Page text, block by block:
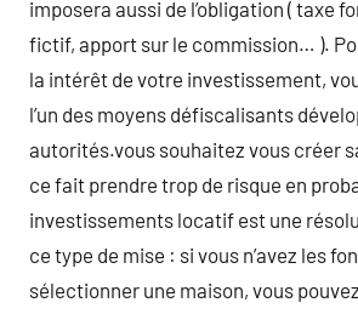
imposera aussi de l’obligation ( taxe
fictif, apport sur le commission… ).
la intérêt de votre investissement,
l’un des moyens défiscalisants
autorités.vous souhaitez vous créer
ce fait prendre trop de risque en
investissements locatif est une
ce type de mise : si vous n’avez les
sélectionner une maison, vous